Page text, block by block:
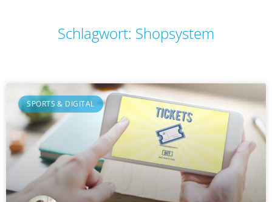
Schlagwort: Shopsystem
SPORTS & DIGITAL